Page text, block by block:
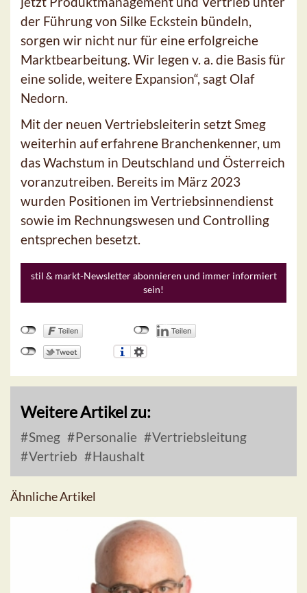
der Führung von Silke Eckstein bündeln,
sorgen wir nicht nur für eine erfolgreiche
Marktbearbeitung. Wir legen v. a. die Basis für
eine solide, weitere Expansion“, sagt Olaf
Nedorn.
Mit der neuen Vertriebsleiterin setzt Smeg
weiterhin auf erfahrene Branchenkenner, um
das Wachstum in Deutschland und Österreich
voranzutreiben. Bereits im März 2023
wurden Positionen im Vertriebsinnendienst
sowie im Rechnungswesen und Controlling
entsprechen besetzt.
stil & markt-Newsletter abonnieren und immer informiert
sein!
Weitere Artikel zu:
Smeg Personalie
Vertriebsleitung
Vertrieb
Haushalt
Ähnliche Artikel